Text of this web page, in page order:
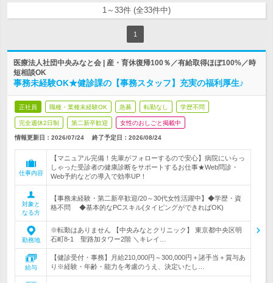
1～33件 (全33件中)
1
医療法人社団中央みなと会 | 産・育休復帰100％／有給取得ほぼ100%／時
短相談OK
事務未経験OK★健診課の【事務スタッフ】充実の福利厚生♪
正社員 職種・業種未経験OK 急募 転勤なし 学歴不問
完全週休2日制 第二新卒歓迎 女性のおしごと掲載中
情報更新日：2026/07/24 終了予定日： 2026/08/24
仕事内容
【マニュアル完備！先輩がフォローするので安心】病院にいらっ
しゃった受診者の健康診断をサポートするお仕事★Web問診・
Web予約などの導入で効率UP！
対象と
なる方
【事務未経験・第二新卒歓迎/20～30代女性活躍中】◆学歴・資
格不問 ◆基本的なPCスキル(タイピングができればOK)
勤務地
※転勤はありません 【中央みなとクリニック】 東京都中央区明
石町8-1 聖路加タワー2階 ＼キレイ…
給与
【健診受付・事務】月給210,000円～300,000円＋諸手当＋賞与あ
り※経験・年齢・能力を考慮のうえ、決定いたし…